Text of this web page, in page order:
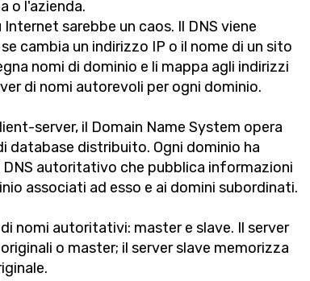
o l'azienda.
Internet sarebbe un caos. Il DNS viene
cambia un indirizzo IP o il nome di un sito
nomi di dominio e li mappa agli indirizzi
di nomi autorevoli per ogni dominio.
server, il Domain Name System opera
database distribuito. Ogni dominio ha
DNS autoritativo che pubblica informazioni
associati ad esso e ai domini subordinati.
nomi autoritativi: master e slave. Il server
o master; il server slave memorizza